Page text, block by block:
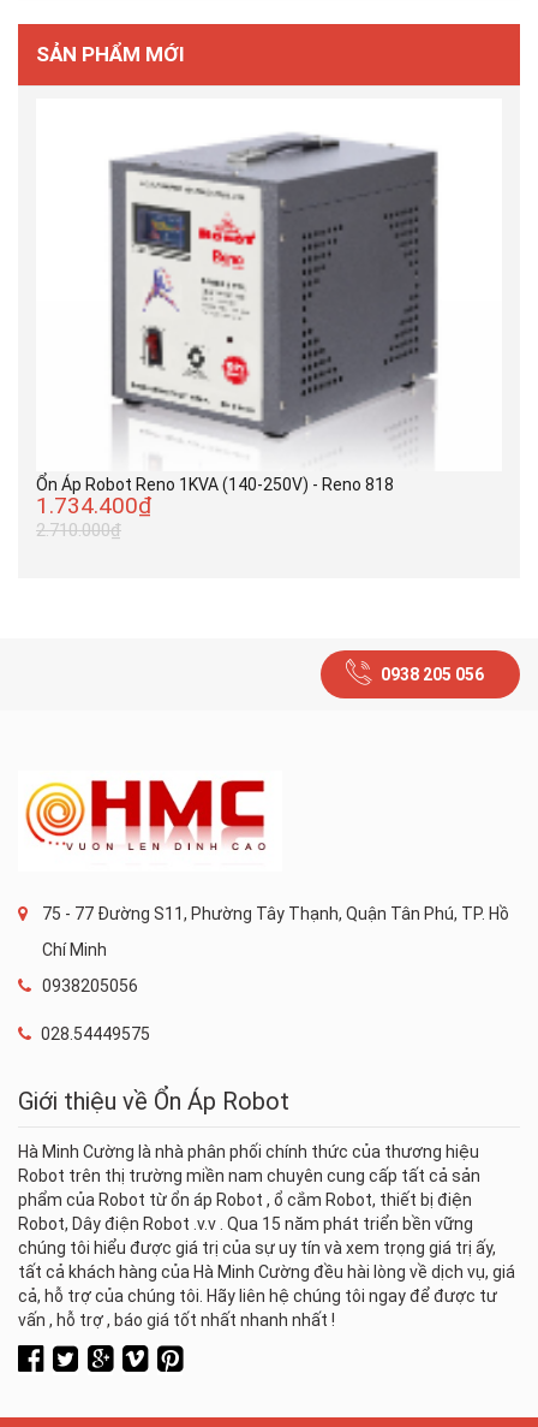
SẢN PHẨM MỚI
Ổn Áp Robot Reno 1KVA (140-250V) - Reno 818
1.734.400₫
2.710.000₫
0938 205 056
75 - 77 Đường S11, Phường Tây Thạnh, Quận Tân Phú, TP. Hồ
Chí Minh
0938205056
028.54449575
Giới thiệu về Ổn Áp Robot
Hà Minh Cường là nhà phân phối chính thức của thương hiệu
Robot trên thị trường miền nam chuyên cung cấp tất cả sản
phẩm của Robot từ ổn áp Robot , ổ cắm Robot, thiết bị điện
Robot, Dây điện Robot .v.v . Qua 15 năm phát triển bền vững
chúng tôi hiểu được giá trị của sự uy tín và xem trọng giá trị ấy,
tất cả khách hàng của Hà Minh Cường đều hài lòng về dịch vụ, giá
cả, hỗ trợ của chúng tôi. Hãy liên hệ chúng tôi ngay để được tư
vấn , hỗ trợ , báo giá tốt nhất nhanh nhất !